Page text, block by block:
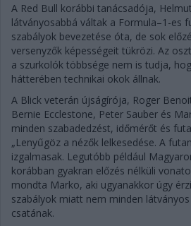
A Red Bull korábbi tanácsadója,
látványosabbá váltak a Formula–1-es
szabályok bevezetése óta, de sok
versenyzők képességeit tükrözi. Az
a szurkolók többsége nem is tudja,
hátterében technikai okok állnak.
A Blick veterán újságírója, Roger
Bernie Ecclestone, Peter Sauber és
minden szabadedzést, időmérőt és
„Lenyűgöz a nézők lelkesedése. A
izgalmasak. Legutóbb például
korábban gyakran előzés nélküli
mondta Marko, aki ugyanakkor úgy
szabályok miatt nem minden
csatának.